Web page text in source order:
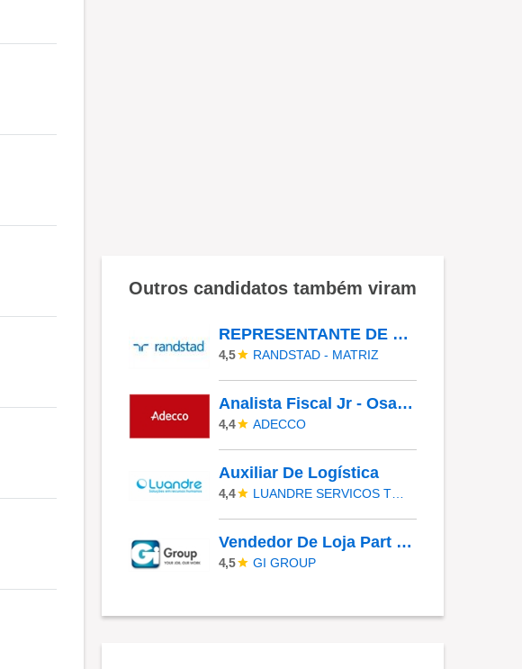
Outros candidatos também viram
REPRESENTANTE DE ENVIOS II - MCDLIVRE
4,5 RANDSTAD - MATRIZ
Analista Fiscal Jr - Osasco/SP
4,4 ADECCO
Auxiliar De Logística
4,4
Vendedor De Loja Part Time Shopping Morumbi
4,5 GI GROUP